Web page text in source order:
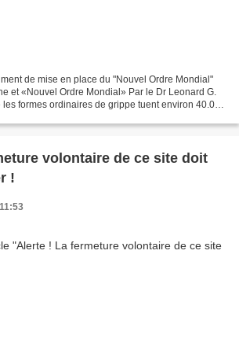
de mise en place du "Nouvel Ordre Mondial"
et «Nouvel Ordre Mondial» Par le Dr Leonard G.
formes ordinaires de grippe tuent environ 40.000
volontaire de ce site doit
!